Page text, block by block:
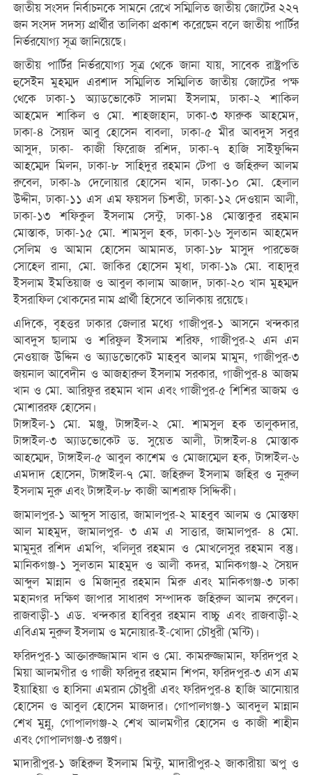
জাতীয় সংসদ নির্বাচনকে সামনে রেখে সম্মিলিত জাতীয় জোটের ২২৭
জন সংসদ সদস্য প্রার্থীর তালিকা প্রকাশ করেছেন বলে জাতীয় পার্টির
নির্ভরযোগ্য সূত্র জানিয়েছে।
জাতীয় পার্টির নির্ভরযোগ্য সূত্র থেকে জানা যায়, সাবেক রাষ্ট্রপতি
হুসেইন মুহম্মদ এরশাদ সম্মিলিত সম্মিলিত জাতীয় জোটের পক্ষ
থেকে ঢাকা-১ অ্যাডভোকেট সালমা ইসলাম, ঢাকা-২ শাকিল
আহমেদ শাকিল ও মো. শাহজাহান, ঢাকা-৩ ফারুক আহমেদ,
ঢাকা-৪ সৈয়দ আবু হোসেন বাবলা, ঢাকা-৫ মীর আবদুস সবুর
আসুদ, ঢাকা- কাজী ফিরোজ রশিদ, ঢাকা-৭ হাজি সাইফুদ্দিন
আহম্মেদ মিলন, ঢাকা-৮ সাহিদুর রহমান টেপা ও জহিরুল আলম
রুবেল, ঢাকা-৯ দেলোয়ার হোসেন খান, ঢাকা-১০ মো. হেলাল
উদ্দীন, ঢাকা-১১ এস এম ফয়সল চিশতী, ঢাকা-১২ দেওয়ান আলী,
ঢাকা-১৩ শফিকুল ইসলাম সেন্টু, ঢাকা-১৪ মোস্তাকুর রহমান
মোস্তাক, ঢাকা-১৫ মো. শামসুল হক, ঢাকা-১৬ সুলতান আহমেদ
সেলিম ও আমান হোসেন আমানত, ঢাকা-১৮ মাসুদ পারভেজ
সোহেল রানা, মো. জাকির হোসেন মৃধা, ঢাকা-১৯ মো. বাহাদুর
ইসলাম ইমতিয়াজ ও আবুল কালাম আজাদ, ঢাকা-২০ খান মুহম্মদ
ইসরাফিল খোকনের নাম প্রার্থী হিসেবে তালিকায় রয়েছে।
এদিকে, বৃহত্তর ঢাকার জেলার মধ্যে গাজীপুর-১ আসনে খন্দকার
আবদুস ছালাম ও শরিফুল ইসলাম শরিফ, গাজীপুর-২ এন এন
নেওয়াজ উদ্দিন ও অ্যাডভোকেট মাহবুব আলম মামুন, গাজীপুর-৩
জয়নাল আবেদীন ও আজহারুল ইসলাম সরকার, গাজীপুর-৪ আজম
খান ও মো. আরিফুর রহমান খান এবং গাজীপুর-৫ শিশির আজম ও
মোশাররফ হোসেন।
টাঙ্গাইল-১ মো. মঞ্জু, টাঙ্গাইল-২ মো. শামসুল হক তালুকদার,
টাঙ্গাইল-৩ অ্যাডভোকেট ড. সুয়েত আলী, টাঙ্গাইল-৪ মোস্তাক
আহম্মেদ, টাঙ্গাইল-৫ আবুল কাশেম ও মোজাম্মেল হক, টাঙ্গাইল-৬
এমদাদ হোসেন, টাঙ্গাইল-৭ মো. জহিরুল ইসলাম জহির ও নুরুল
ইসলাম নুরু এবং টাঙ্গাইল-৮ কাজী আশরাফ সিদ্দিকী।
জামালপুর-১ আব্দুস সাত্তার, জামালপুর-২ মাহবুব আলম ও মোস্তফা
আল মাহমুদ, জামালপুর- ৩ এম এ সাত্তার, জামালপুর- ৪ মো.
মামুনুর রশিদ এমপি, খলিলুর রহমান ও মোখলেসুর রহমান বস্তু।
মানিকগঞ্জ-১ সুলতান মাহমুদ ও আলী কদর, মানিকগঞ্জ-২ সৈয়দ
আব্দুল মান্নান ও মিজানুর রহমান মিরু এবং মানিকগঞ্জ-৩ ঢাকা
মহানগর দক্ষিণ জাপার সাধারণ সম্পাদক জহিরুল আলম রুবেল।
রাজবাড়ী-১ এড. খন্দকার হাবিবুর রহমান বাচ্চু এবং রাজবাড়ী-২
এবিএম নুরুল ইসলাম ও মনোয়ার-ই-খোদা চৌধুরী (মন্টি)।
ফরিদপুর-১ আক্তারুজ্জামান খান ও মো. কামরুজ্জামান, ফরিদপুর ২
মিয়া আলমগীর ও গাজী ফরিদুর রহমান শিপন, ফরিদপুর-৩ এস এম
ইয়াহিয়া ও হাসিনা এমরান চৌধুরী এবং ফরিদপুর-৪ হাজি আনোয়ার
হোসেন ও আবুল হোসেন মাজদার। গোপালগঞ্জ-১ আবদুল মান্নান
শেখ মুন্নু, গোপালগঞ্জ-২ শেখ আলমগীর হোসেন ও কাজী শাহীন
এবং গোপালগঞ্জ-৩ রঞ্জণ।
মাদারীপুর-১ জহিরুল ইসলাম মিন্টু, মাদারীপুর-২ জাকারীয়া অপু ও